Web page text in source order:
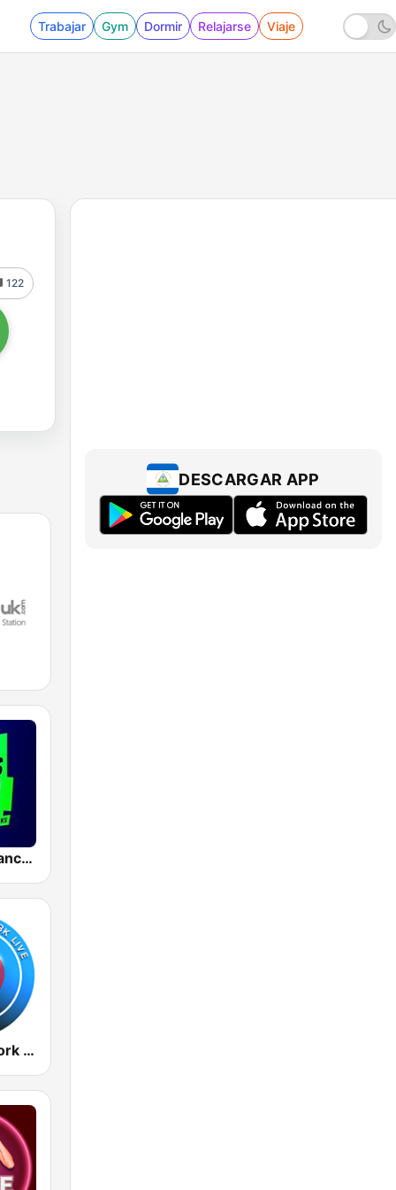
Trabajar Gym Dormir Relajarse Viaje
122
Hits Radio Manchester
Radio New York Live
DESCARGAR APP